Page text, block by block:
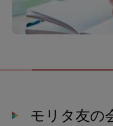
モリタ友の